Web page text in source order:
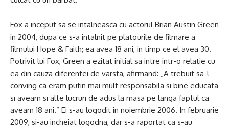
Fox a inceput sa se intalneasca cu actorul Brian Austin Green
in 2004, dupa ce s-a intalnit pe platourile de filmare a
filmului Hope & Faith; ea avea 18 ani, in timp ce el avea 30.
Potrivit lui Fox, Green a ezitat initial sa intre intr-o relatie cu
ea din cauza diferentei de varsta, afirmand: „A trebuit sa-l
conving ca eram putin mai mult responsabila si bine educata
si aveam si alte lucruri de adus la masa pe langa faptul ca
aveam 18 ani.” Ei s-au logodit in noiembrie 2006. In februarie
2009, si-au incheiat logodna, dar s-a raportat ca s-au